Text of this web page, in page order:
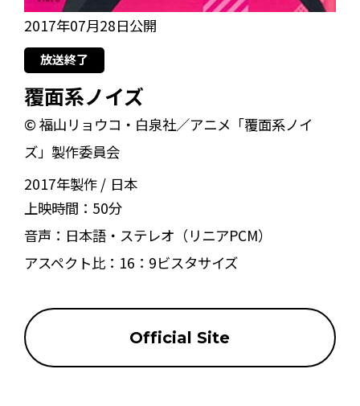
2017年07月28日公開
放送終了
覆面系ノイズ
© 福山リョウコ・白泉社／アニメ「覆面系ノイ
ズ」製作委員会
2017年製作
日本
上映時間： 50分
音声： 日本語・ステレオ（リニアPCM）
アスペクト比： 16：9ビスタサイズ
Official Site